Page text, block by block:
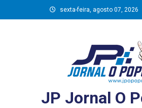
to
sexta-feira, agosto 07, 2026
JP Jornal O